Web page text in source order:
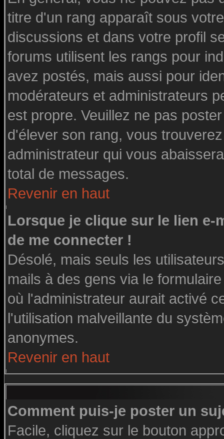
titre d'un rang apparaît sous
discussions et dans votre profil
forums utilisent les rangs pour
avez postés, mais aussi pour
modérateurs et administrateurs
est propre. Veuillez ne pas
d'élever son rang, vous
administrateur qui vous
total de messages.
Revenir en haut
Lorsque je clique sur le lien e-
de me connecter !
Désolé, mais seuls les
mails à des gens via le
où l'administrateur aurait activé
l'utilisation malveillante du
anonymes.
Revenir en haut
Comment puis-je poster un
Facile, cliquez sur le bouton